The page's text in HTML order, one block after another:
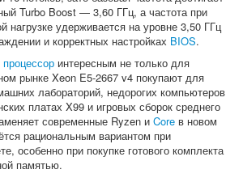
Turbo Boost — 3,60 ГГц, а частота при
нагрузке удерживается на уровне 3,50 ГГц
и корректных настройках BIOS.
процессор интересным не только для
рынке Xeon E5-2667 v4 покупают для
лабораторий, недорогих компьютеров
платах X99 и игровых сборок среднего
современные Ryzen и Core в новом
рациональным вариантом при
особенно при покупке готового комплекта
памятью.